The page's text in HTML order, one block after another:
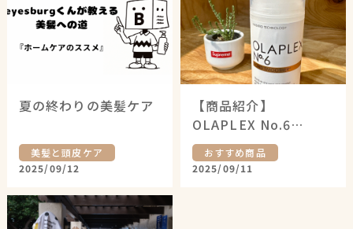
夏の終わりの美髪ケア
美髪と頭皮ケア
2025/09/12
【商品紹介】
OLAPLEX No.6
BOND
SMOOTHER（オラプ
おすすめ商品
2025/09/11